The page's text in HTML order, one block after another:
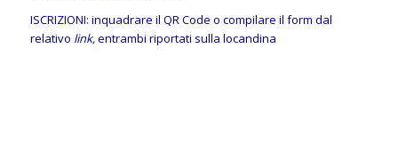
ISCRIZIONI: inquadrare il QR Code o compilare il form dal
relativo link,entrambi riportati sulla locandina